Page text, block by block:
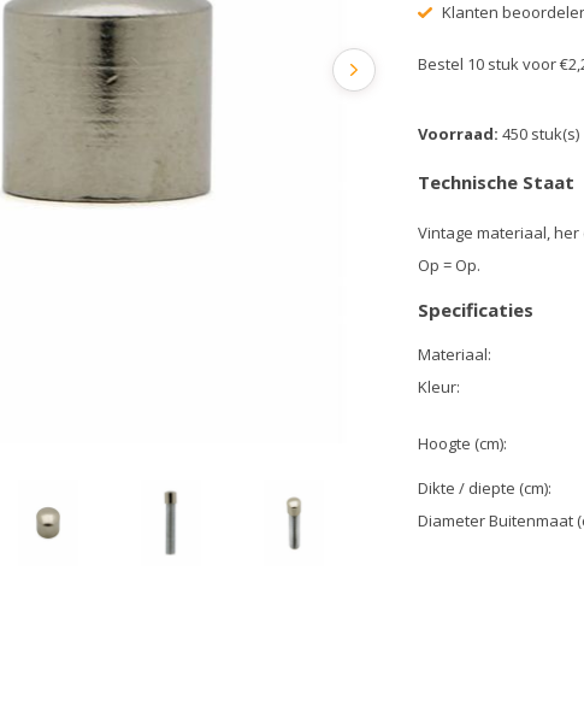
Klanten
Bestel 10 stuk voor
Voorraad: 450 stuk(s)
Technische Staat
Vintage materiaal,
Op = Op.
Specificaties
Materiaal:
Kleur:
Hoogte (cm):
Dikte / diepte (cm):
Diameter Buitenmaat